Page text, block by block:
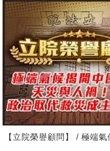
【立院榮譽顧問】 / 極端